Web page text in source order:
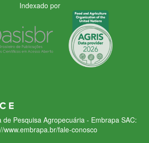
Indexado por
de Pesquisa Agropecuária - Embrapa SAC:
www.embrapa.br/fale-conosco